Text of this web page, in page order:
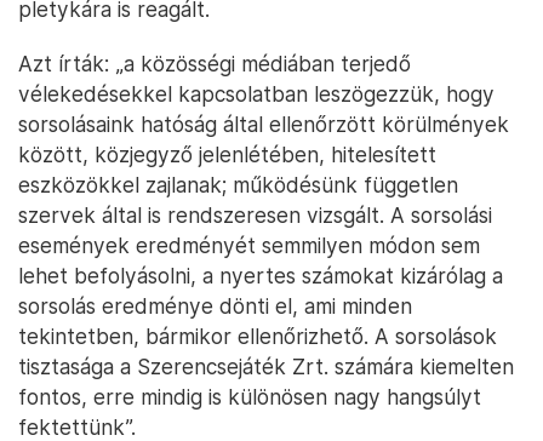
pletykára is reagált.
Azt írták: „a közösségi médiában terjedő
vélekedésekkel kapcsolatban leszögezzük, hogy
sorsolásaink hatóság által ellenőrzött körülmények
között, közjegyző jelenlétében, hitelesített
eszközökkel zajlanak; működésünk független
szervek által is rendszeresen vizsgált. A sorsolási
események eredményét semmilyen módon sem
lehet befolyásolni, a nyertes számokat kizárólag a
sorsolás eredménye dönti el, ami minden
tekintetben, bármikor ellenőrizhető. A sorsolások
tisztasága a Szerencsejáték Zrt. számára kiemelten
fontos, erre mindig is különösen nagy hangsúlyt
fektettünk”.